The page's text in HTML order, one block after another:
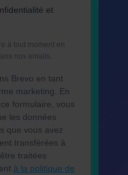
et
à tout moment en
nos emails.
Brevo en tant
marketing. En
formulaire, vous
les données
que vous avez
transférées à
traitées
à la politique de